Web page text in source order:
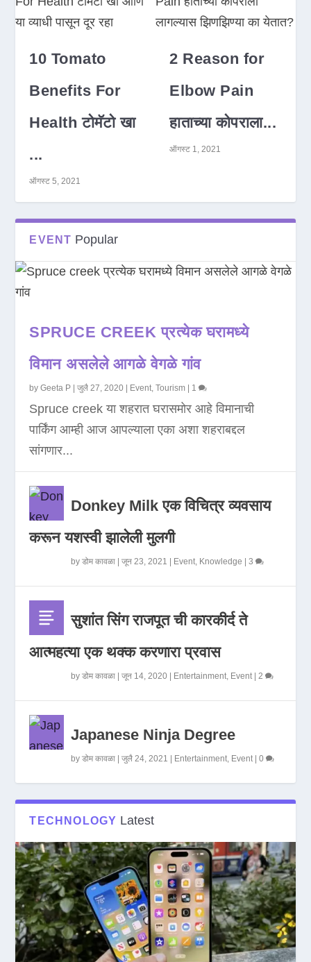
10 Tomato
Benefits For
Health टोमॅटो खा
...
ऑगस्ट 5, 2021
2 Reason for
Elbow Pain
हाताच्या कोपराला...
ऑगस्ट 1, 2021
EVENT Popular
SPRUCE CREEK प्रत्येक घरामध्ये
विमान असलेले आगळे वेगळे गांव
byGeeta P |जुलै 27, 2020 Event,Tourism 1
Spruce creek या शहरात घरासमोर आहे विमानाची
पार्किंग आम्ही आज आपल्याला एका अशा शहराबद्दल
सांगणार...
Donkey Milk एक विचित्र व्यवसाय
करून यशस्वी झालेली मुलगी
byडोम कावळा |जून 23, 2021 Event, Knowledge |3
सुशांत सिंग राजपूत ची कारकीर्द ते
आत्महत्या एक थक्क करणारा प्रवास
byडोम कावळा |जून 14, 2020 Entertainment, Event|2
Japanese Ninja Degree
byडोम कावळा |जुलै 24, 2021 Entertainment, Event|0
TECHNOLOGY Latest